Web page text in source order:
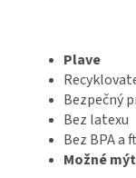
Plave
Bezpečný
Bez latexu
Bez BPA a
Možné